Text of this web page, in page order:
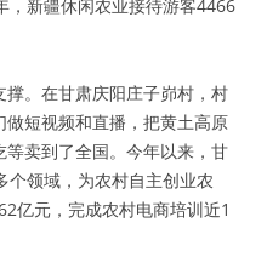
，新疆休闲农业接待游客4466
。在甘肃庆阳庄子峁村，村
短视频和直播，把黄土高原
卖到了全国。今年以来，甘
个领域，为农村自主创业农
亿元，完成农村电商培训近1